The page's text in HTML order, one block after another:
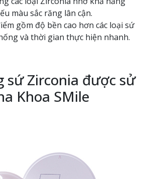
màu sắc răng lân cận.
gồm độ bền cao hơn các loại sứ
và thời gian thực hiện nhanh.
sứ Zirconia được sử
Khoa SMile